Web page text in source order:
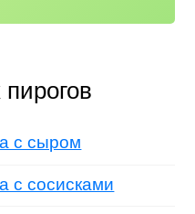
с сыром
с сосисками